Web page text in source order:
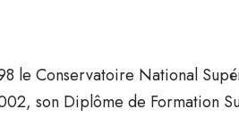
le Conservatoire National
son Diplôme de Formation